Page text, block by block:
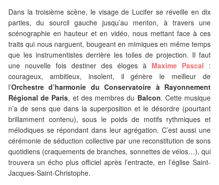
Dans la troisième scène, le visage de Lucifer se réveille en dix
parties, du sourcil gauche jusqu’au menton, à travers une
scénographie en hauteur et en vidéo, nous mettant face à ces
traits qui nous narguent, bougeant en mimiques en même temps
que les instrumentistes derrière les toiles de projection. Il faut
une nouvelle fois destiner des éloges à Maxime Pascal :
courageux, ambitieux, insolent, il génère le meilleur de
l’Orchestre d’harmonie du Conservatoire à Rayonnement
Régional de Paris, et des membres du Balcon. Cette musique
n’a de sens que dans la superposition et le désordre (pourtant
brillamment contenu), sous le poids de motifs rythmiques et
mélodiques se répondant dans leur agrégation. C’est aussi une
cérémonie de séduction collective par une reconstitution de sons
quotidiens (craquements de branches, sonnettes de vélos…), qui
trouvera un écho plus officiel après l’entracte, en l’église Saint-
Jacques-Saint-Christophe.